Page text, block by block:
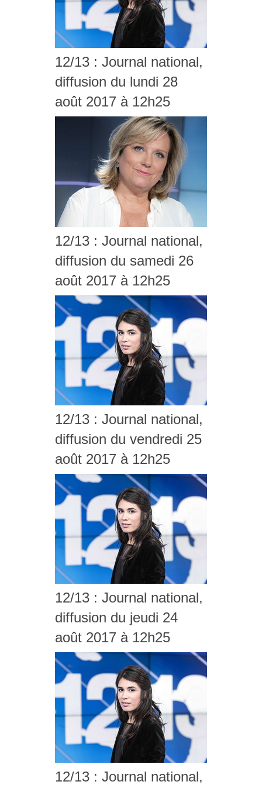
12/13 : Journal national,
diffusion du lundi 28
août 2017 à 12h25
12/13 : Journal national,
diffusion du samedi 26
août 2017 à 12h25
12/13 : Journal national,
diffusion du vendredi 25
août 2017 à 12h25
12/13 : Journal national,
diffusion du jeudi 24
août 2017 à 12h25
12/13 : Journal national,